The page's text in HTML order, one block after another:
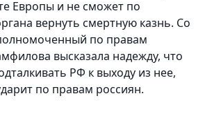
Европы и не сможет по
вернуть смертную казнь. Со
по правам
высказала надежду, что
РФ к выходу из нее,
по правам россиян.